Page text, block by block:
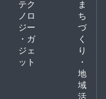
テク
ノロ
ジー
・ガ
ジェ
ット
ま
ち
づ
く
り
・
地
域
活